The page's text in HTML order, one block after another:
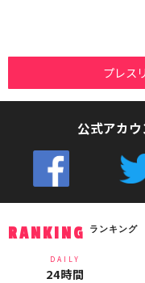
プレス
公式アカウ
RANKING ランキング
DAILY
24時間